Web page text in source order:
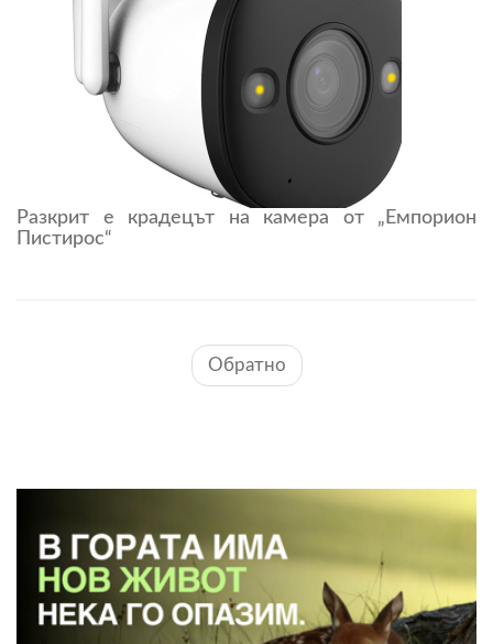
Разкрит е крадецът на камера от „Емпорион
Пистирос“
Обратно